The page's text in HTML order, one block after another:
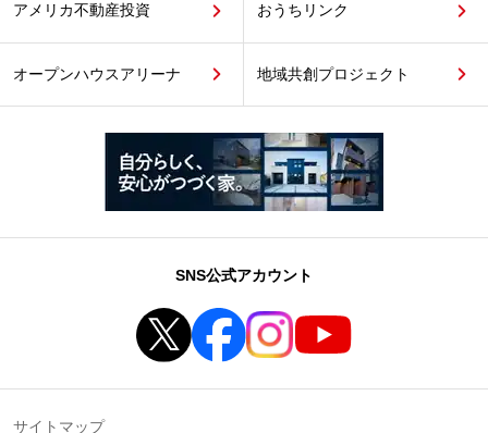
アメリカ不動産投資 おうちリンク
オープンハウスアリーナ 地域共創プロジェクト
SNS公式アカウント
サイトマップ